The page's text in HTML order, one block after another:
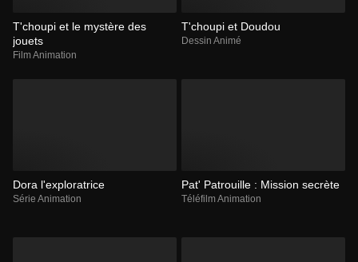
T'choupi et le mystère des
jouets
Film Animation
T'choupi et Doudou
Dessin Animé
Dora l'exploratrice
Série Animation
Pat' Patrouille : Mission secrète
Téléfilm Animation